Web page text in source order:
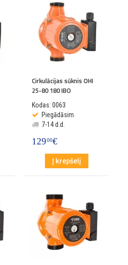
Cirkulācijas sūknis OHI
25-80 180 IBO
Kodas: 0063
Piegādāsim
7-14 d.d.
12900€
Į krepšelį